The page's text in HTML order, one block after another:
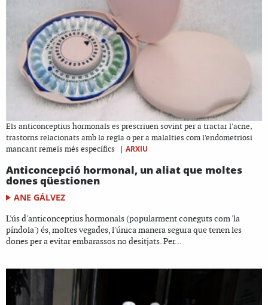
Els anticonceptius hormonals es prescriuen sovint per a tractar l'acne,
trastorns relacionats amb la regla o per a malalties com l'endometriosi
mancant remeis més específics
| ARXIU
Anticoncepció hormonal, un aliat que moltes
dones qüestionen
ANE GÁLVEZ
L'ús d'anticonceptius hormonals (popularment coneguts com 'la
píndola') és, moltes vegades, l'única manera segura que tenen les
dones per a evitar embarassos no desitjats. Per...